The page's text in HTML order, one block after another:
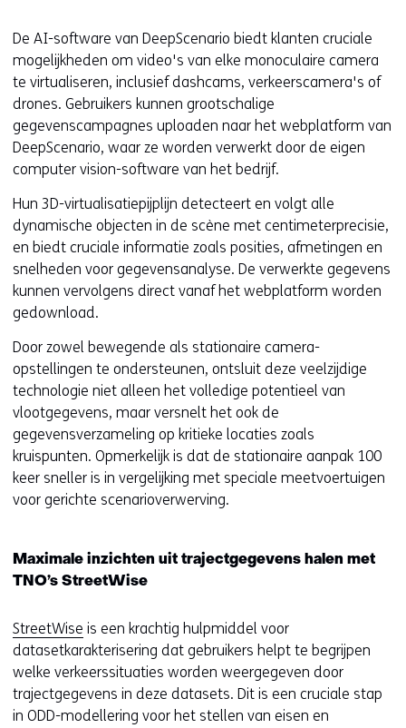
De AI-software van DeepScenario biedt klanten cruciale
mogelijkheden om video's van elke monoculaire camera
te virtualiseren, inclusief dashcams, verkeerscamera's of
drones. Gebruikers kunnen grootschalige
gegevenscampagnes uploaden naar het webplatform van
DeepScenario, waar ze worden verwerkt door de eigen
computer vision-software van het bedrijf.
Hun 3D-virtualisatiepijplijn detecteert en volgt alle
dynamische objecten in de scène met centimeterprecisie,
en biedt cruciale informatie zoals posities, afmetingen en
snelheden voor gegevensanalyse. De verwerkte gegevens
kunnen vervolgens direct vanaf het webplatform worden
gedownload.
Door zowel bewegende als stationaire camera-
opstellingen te ondersteunen, ontsluit deze veelzijdige
technologie niet alleen het volledige potentieel van
vlootgegevens, maar versnelt het ook de
gegevensverzameling op kritieke locaties zoals
kruispunten. Opmerkelijk is dat de stationaire aanpak 100
keer sneller is in vergelijking met speciale meetvoertuigen
voor gerichte scenarioverwerving.
Maximale inzichten uit trajectgegevens halen met
TNO’s StreetWise
StreetWise is een krachtig hulpmiddel voor
datasetkarakterisering dat gebruikers helpt te begrijpen
welke verkeerssituaties worden weergegeven door
trajectgegevens in deze datasets. Dit is een cruciale stap
in ODD-modellering voor het stellen van eisen en